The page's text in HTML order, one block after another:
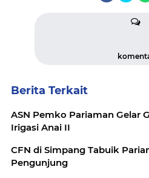
Berita Terkait
ASN Pemko Pariaman Gelar
Irigasi Anai II
CFN di Simpang Tabuik
Pengunjung